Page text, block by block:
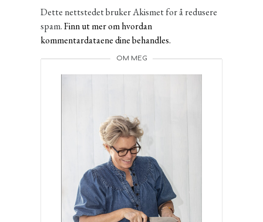
Dette nettstedet bruker Akismet for å redusere
spam.Finn ut mer om hvordan
kommentardataene dine behandles.
OM MEG